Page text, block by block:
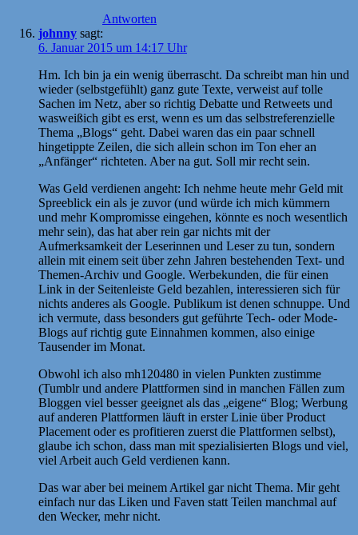
Antworten
johnny sagt:
6. Januar 2015 um 14:17 Uhr
Hm. Ich bin ja ein wenig überrascht. Da schreibt man hin und
wieder (selbstgefühlt) ganz gute Texte, verweist auf tolle
Sachen im Netz, aber so richtig Debatte und Retweets und
wasweißich gibt es erst, wenn es um das selbstreferenzielle
Thema „Blogs“ geht. Dabei waren das ein paar schnell
hingetippte Zeilen, die sich allein schon im Ton eher an
„Anfänger“ richteten. Aber na gut. Soll mir recht sein.
Was Geld verdienen angeht: Ich nehme heute mehr Geld mit
Spreeblick ein als je zuvor (und würde ich mich kümmern
und mehr Kompromisse eingehen, könnte es noch wesentlich
mehr sein), das hat aber rein gar nichts mit der
Aufmerksamkeit der Leserinnen und Leser zu tun, sondern
allein mit einem seit über zehn Jahren bestehenden Text- und
Themen-Archiv und Google. Werbekunden, die für einen
Link in der Seitenleiste Geld bezahlen, interessieren sich für
nichts anderes als Google. Publikum ist denen schnuppe. Und
ich vermute, dass besonders gut geführte Tech- oder Mode-
Blogs auf richtig gute Einnahmen kommen, also einige
Tausender im Monat.
Obwohl ich also mh120480 in vielen Punkten zustimme
(Tumblr und andere Plattformen sind in manchen Fällen zum
Bloggen viel besser geeignet als das „eigene“ Blog; Werbung
auf anderen Plattformen läuft in erster Linie über Product
Placement oder es profitieren zuerst die Plattformen selbst),
glaube ich schon, dass man mit spezialisierten Blogs und viel,
viel Arbeit auch Geld verdienen kann.
Das war aber bei meinem Artikel gar nicht Thema. Mir geht
einfach nur das Liken und Faven statt Teilen manchmal auf
den Wecker, mehr nicht.